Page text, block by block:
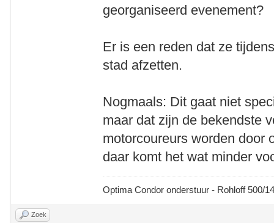
georganiseerd evenement?
Er is een reden dat ze
stad afzetten.
Nogmaals: Dit gaat niet
maar dat zijn de bekendste
motorcoureurs worden door
daar komt het wat minder
Optima Condor onderstuur - Rohloff 500/
Zoek